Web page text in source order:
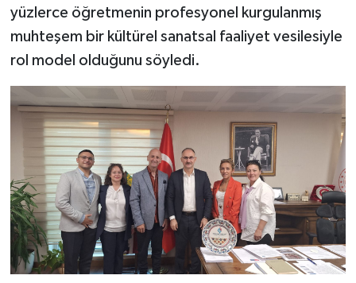
yüzlerce öğretmenin profesyonel kurgulanmış
muhteşem bir kültürel sanatsal faaliyet vesilesiyle
rol model olduğunu söyledi.